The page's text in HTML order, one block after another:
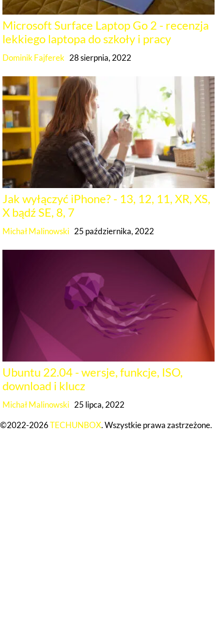
Microsoft Surface Laptop Go 2 - recenzja
lekkiego laptopa do szkoły i pracy
Dominik Fajferek 28 sierpnia, 2022
Jak wyłączyć iPhone? - 13, 12, 11, XR, XS,
X bądź SE, 8, 7
Michał Malinowski 25 października, 2022
Ubuntu 22.04 - wersje, funkcje, ISO,
download i klucz
Michał Malinowski 25 lipca, 2022
©2022-2026TECHUNBOX. Wszystkie prawa zastrzeżone.